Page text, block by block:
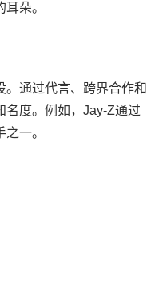
朵。
通过代言、跨界合作和
名度。例如，Jay-Z通过
一。